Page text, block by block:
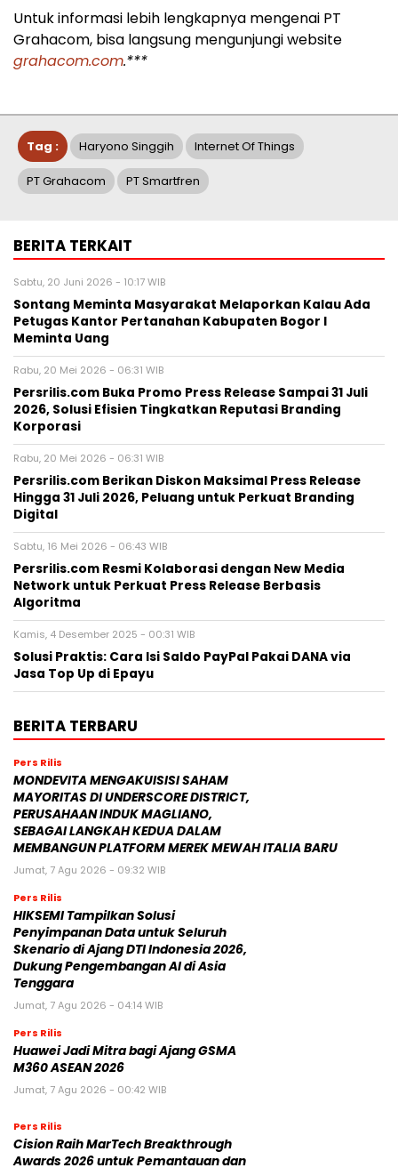
Untuk informasi lebih lengkapnya mengenai PT
Grahacom, bisa langsung mengunjungi website
grahacom.com.***
Tag : Haryono Singgih Internet Of Things
PT Grahacom PT Smartfren
BERITA TERKAIT
Sabtu, 20 Juni 2026 - 10:17 WIB
Sontang Meminta Masyarakat Melaporkan Kalau Ada
Petugas Kantor Pertanahan Kabupaten Bogor I
Meminta Uang
Rabu, 20 Mei 2026 - 06:31 WIB
Persrilis.com Buka Promo Press Release Sampai 31 Juli
2026, Solusi Efisien Tingkatkan Reputasi Branding
Korporasi
Rabu, 20 Mei 2026 - 06:31 WIB
Persrilis.com Berikan Diskon Maksimal Press Release
Hingga 31 Juli 2026, Peluang untuk Perkuat Branding
Digital
Sabtu, 16 Mei 2026 - 06:43 WIB
Persrilis.com Resmi Kolaborasi dengan New Media
Network untuk Perkuat Press Release Berbasis
Algoritma
Kamis, 4 Desember 2025 - 00:31 WIB
Solusi Praktis: Cara Isi Saldo PayPal Pakai DANA via
Jasa Top Up di Epayu
BERITA TERBARU
Pers Rilis
MONDEVITA MENGAKUISISI SAHAM
MAYORITAS DI UNDERSCORE DISTRICT,
PERUSAHAAN INDUK MAGLIANO,
SEBAGAI LANGKAH KEDUA DALAM
MEMBANGUN PLATFORM MEREK MEWAH ITALIA BARU
Jumat, 7 Agu 2026 - 09:32 WIB
Pers Rilis
HIKSEMI Tampilkan Solusi
Penyimpanan Data untuk Seluruh
Skenario di Ajang DTI Indonesia 2026,
Dukung Pengembangan AI di Asia
Tenggara
Jumat, 7 Agu 2026 - 04:14 WIB
Pers Rilis
Huawei Jadi Mitra bagi Ajang GSMA
M360 ASEAN 2026
Jumat, 7 Agu 2026 - 00:42 WIB
Pers Rilis
Cision Raih MarTech Breakthrough
Awards 2026 untuk Pemantauan dan